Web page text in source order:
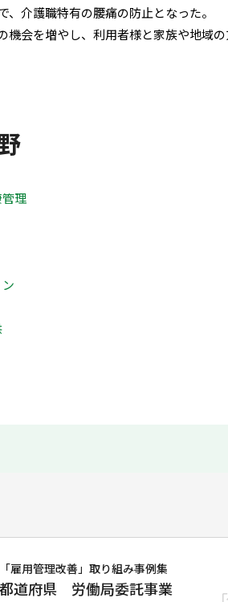
介護職特有の腰痛の防止となった。
機会を増やし、利用者様と家族や地域
理
「雇用管理改善」取り組み事例集
都道府県 労働局委託事業